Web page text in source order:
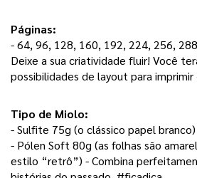
Páginas:
Deixe a sua criatividade fluir! Você
possibilidades de layout para imprimir
Tipo de Miolo:
- Sulfite 75g (o clássico papel branco)
- Pólen Soft 80g (as folhas são
estilo “retrô”) - Combina